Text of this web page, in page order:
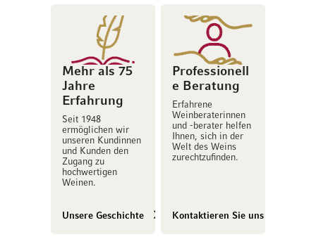
Mehr als 75
Jahre
Erfahrung
Seit 1948
ermöglichen wir
unseren Kundinnen
und Kunden den
Zugang zu
hochwertigen
Weinen.
Unsere Geschichte
Professionell
e Beratung
Erfahrene
Weinberaterinnen
und -berater helfen
Ihnen, sich in der
Welt des Weins
zurechtzufinden.
Kontaktieren Sie uns